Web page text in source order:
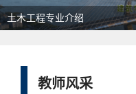
土木工程专业介绍
教师风采